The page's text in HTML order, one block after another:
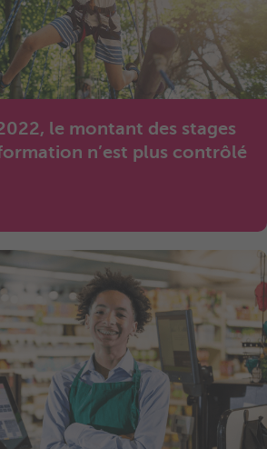
le montant des stages
n’est plus contrôlé